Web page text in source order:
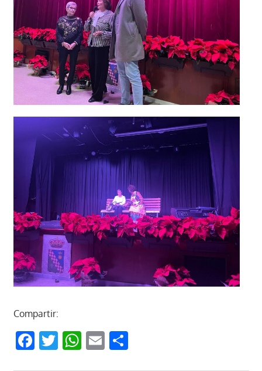
Compartir:
Facebook
Twitter
WhatsApp
EmailCompartir